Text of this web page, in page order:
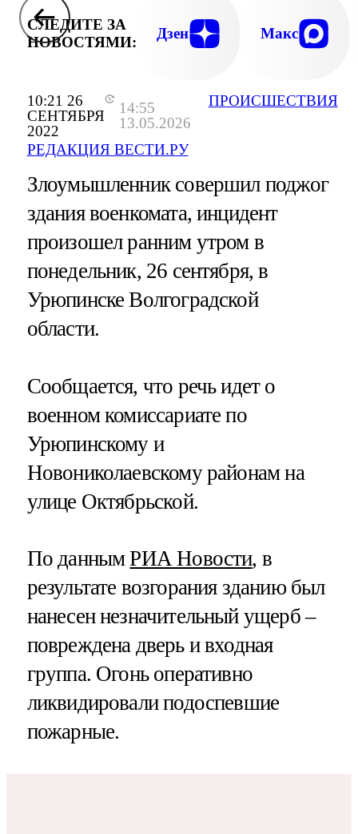
10:21 26
СЕНТЯБРЯ
2022
14:55
13.05.2026
РЕДАКЦИЯ ВЕСТИ.РУ
ПРОИСШЕСТВИЯ
СЛЕДИТЕ ЗА
НОВОСТЯМИ:
Дзен Макс
Злоумышленник совершил поджог
здания военкомата, инцидент
произошел ранним утром в
понедельник, 26 сентября, в
Урюпинске Волгоградской
области.
Сообщается, что речь идет о
военном комиссариате по
Урюпинскому и
Новониколаевскому районам на
улице Октябрьской.
По даннымРИА Новости, в
результате возгорания зданию был
нанесен незначительный ущерб –
повреждена дверь и входная
группа. Огонь оперативно
ликвидировали подоспевшие
пожарные.